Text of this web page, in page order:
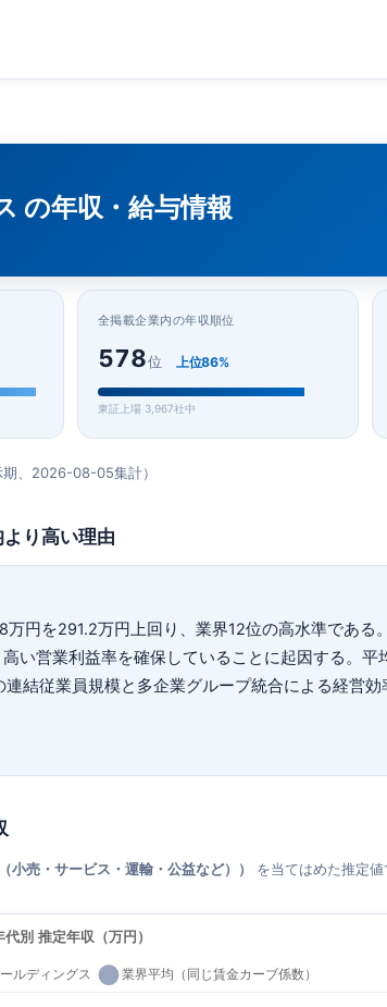
の年収・給与情報
全掲載企業内の年収順位
578位 上位86%
東証上場 3,967社中
、2026-08-05集計）
り高い理由
円を291.2万円上回り、業界12位の高水準である
い営業利益率を確保していることに起因する。平
結従業員規模と多企業グループ統合による経営
売・サービス・運輸・公益など））
を当てはめた推定